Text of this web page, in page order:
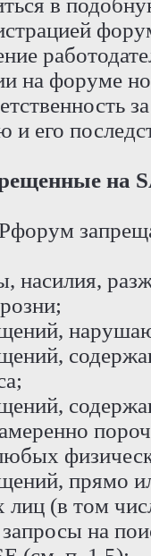
в
на форуме
его
на
насилия,
прямо
лиц (в том
на